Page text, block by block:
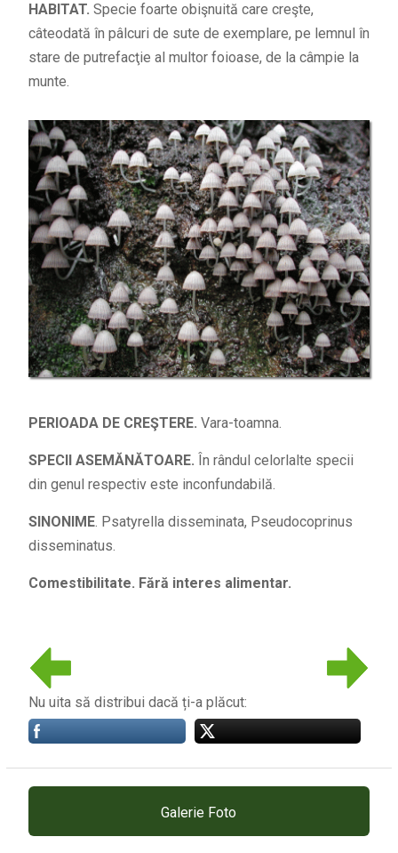
HABITAT. Specie foarte obişnuită care creşte,
câteodată în pâlcuri de sute de exemplare, pe lemnul în
stare de putrefacţie al multor foioase, de la câmpie la
munte.
PERIOADA DE CREŞTERE. Vara-toamna.
SPECII ASEMĂNĂTOARE. În rândul celorlalte specii
din genul respectiv este inconfundabilă.
SINONIME. Psatyrella disseminata, Pseudocoprinus
disseminatus.
Comestibilitate. Fără interes alimentar.
Nu uita să distribui dacă ți-a plăcut:
Galerie Foto